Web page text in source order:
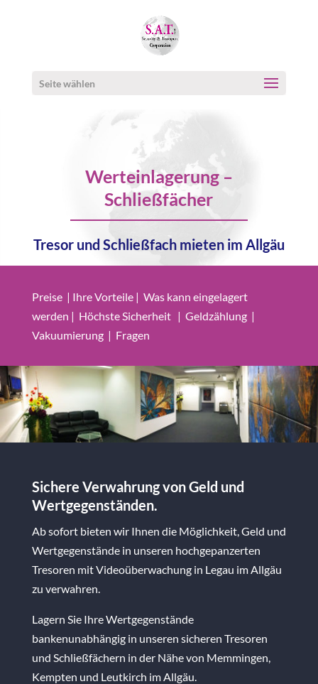
Seite wählen
Werteinlagerung –
Schließfächer
Tresor und Schließfach mieten im Allgäu
Preise| Ihre Vorteile| Was kann eingelagert
werden | Höchste Sicherheit| Geldzählung |
Vakuumierung| Fragen
Sichere Verwahrung von Geld und
Wertgegenständen.
Ab sofort bieten wir Ihnen die Möglichkeit, Geld und
Wertgegenstände in unseren hochgepanzerten
Tresoren mit Videoüberwachung in Legau im Allgäu
zu verwahren.
Lagern Sie Ihre Wertgegenstände
bankenunabhängig in unseren sicheren Tresoren
und Schließfächern in der Nähe von Memmingen,
Kempten und Leutkirch im Allgäu.